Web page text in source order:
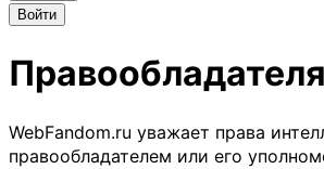
Войти
WebFandom.ru уважает права
правообладателем или его